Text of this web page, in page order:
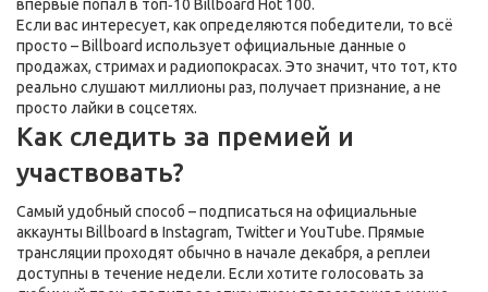
впервые попал в топ‑10 Billboard Hot 100.
Если вас интересует, как определяются победители, то всё
просто – Billboard использует официальные данные о
продажах, стримах и радиопокрасах. Это значит, что тот, кто
реально слушают миллионы раз, получает признание, а не
просто лайки в соцсетях.
Как следить за премией и
участвовать?
Самый удобный способ – подписаться на официальные
аккаунты Billboard в Instagram, Twitter и YouTube. Прямые
трансляции проходят обычно в начале декабря, а реплеи
доступны в течение недели. Если хотите голосовать за